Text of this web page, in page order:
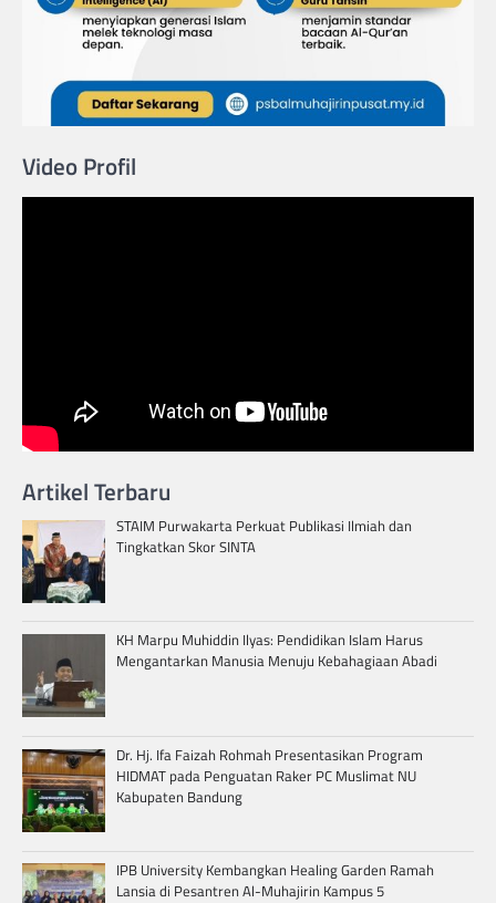
Video Profil
Artikel Terbaru
STAIM Purwakarta Perkuat Publikasi Ilmiah dan
Tingkatkan Skor SINTA
KH Marpu Muhiddin Ilyas: Pendidikan Islam Harus
Mengantarkan Manusia Menuju Kebahagiaan Abadi
Dr. Hj. Ifa Faizah Rohmah Presentasikan Program
HIDMAT pada Penguatan Raker PC Muslimat NU
Kabupaten Bandung
IPB University Kembangkan Healing Garden Ramah
Lansia di Pesantren Al-Muhajirin Kampus 5